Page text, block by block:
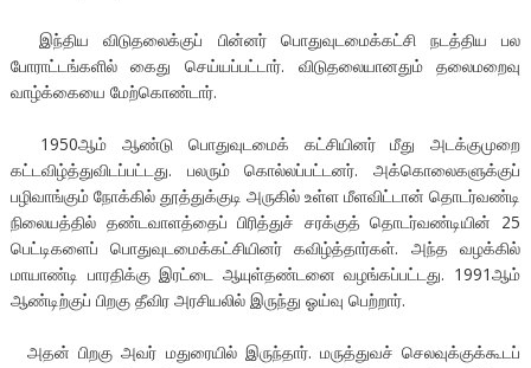
இந்திய விடுதலைக்குப் பின்னர் பொதுவுடமைக்கட்சி நடத்திய பல
போராட்டங்களில் கைது செய்யப்பட்டார். விடுதலையானதும் தலைமறைவு
வாழ்க்கையை மேற்கொண்டார்.
1950ஆம் ஆண்டு பொதுவுடமைக் கட்சியினர் மீது அடக்குமுறை
கட்டவிழ்த்துவிடப்பட்டது. பலரும் கொல்லப்பட்டனர். அக்கொலைகளுக்குப்
பழிவாங்கும் நோக்கில் தூத்துக்குடி அருகில் உள்ள மீளவிட்டான் தொடர்வண்டி
நிலையத்தில் தண்டவாளத்தைப் பிரித்துச் சரக்குத் தொடர்வண்டியின் 25
பெட்டிகளைப் பொதுவுடமைக்கட்சியினர் கவிழ்த்தார்கள். அந்த வழக்கில்
மாயாண்டி பாரதிக்கு இரட்டை ஆயுள்தண்டனை வழங்கப்பட்டது. 1991ஆம்
ஆண்டிற்குப் பிறகு தீவிர அரசியலில் இருந்து ஓய்வு பெற்றார்.
அதன் பிறகு அவர் மதுரையில் இருந்தார். மருத்துவச் செலவுக்குக்கூடப்